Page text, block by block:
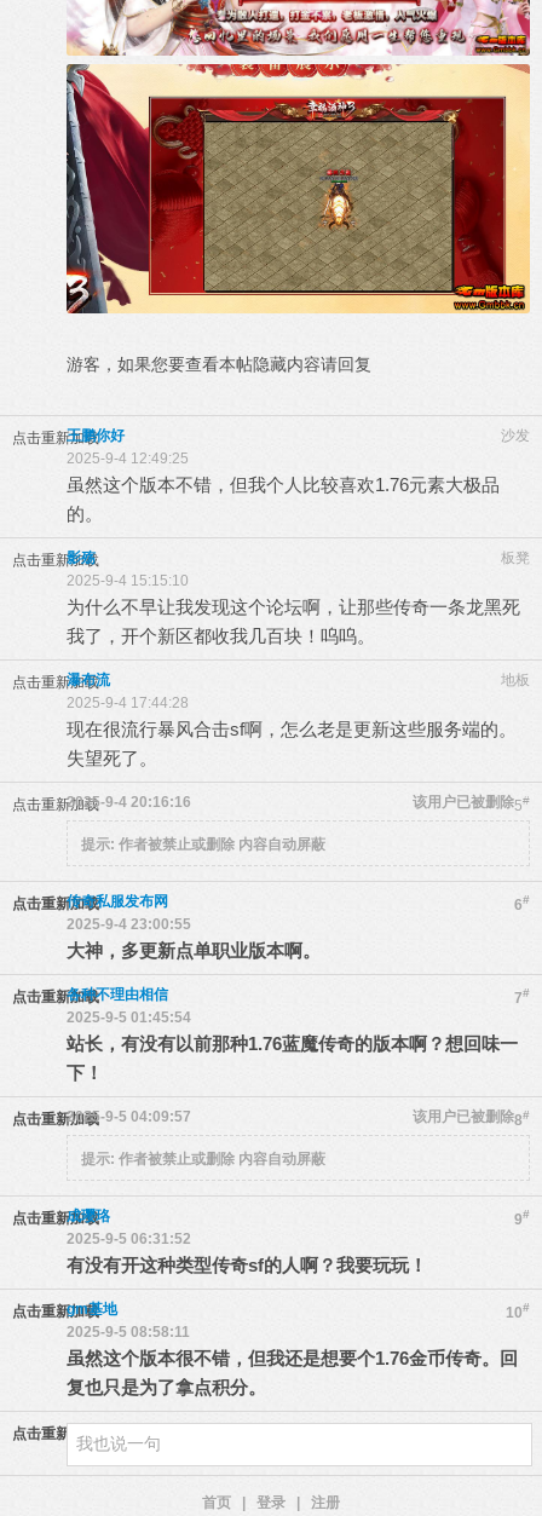
游客，如果您要查看本帖隐藏内容请回复
点击重新加载 沙发
王鹏你好
2025-9-4 12:49:25
虽然这个版本不错，但我个人比较喜欢1.76元素大极品
的。
点击重新加载 板凳
影殇
2025-9-4 15:15:10
为什么不早让我发现这个论坛啊，让那些传奇一条龙黑死
我了，开个新区都收我几百块！呜呜。
点击重新加载 地板
瀑布流
2025-9-4 17:44:28
现在很流行暴风合击sf啊，怎么老是更新这些服务端的。
失望死了。
点击重新加载 5#
该用户已被删除
2025-9-4 20:16:16
提示: 作者被禁止或删除 内容自动屏蔽
点击重新加载 6#
传奇私服发布网
2025-9-4 23:00:55
大神，多更新点单职业版本啊。
点击重新加载 7#
各种不理由相信
2025-9-5 01:45:54
站长，有没有以前那种1.76蓝魔传奇的版本啊？想回味一
下！
点击重新加载 8#
该用户已被删除
2025-9-5 04:09:57
提示: 作者被禁止或删除 内容自动屏蔽
点击重新加载 9#
成璎珞
2025-9-5 06:31:52
有没有开这种类型传奇sf的人啊？我要玩玩！
点击重新加载 10#
gm基地
2025-9-5 08:58:11
虽然这个版本很不错，但我还是想要个1.76金币传奇。回
复也只是为了拿点积分。
点击重新加载
首页 登录 注册